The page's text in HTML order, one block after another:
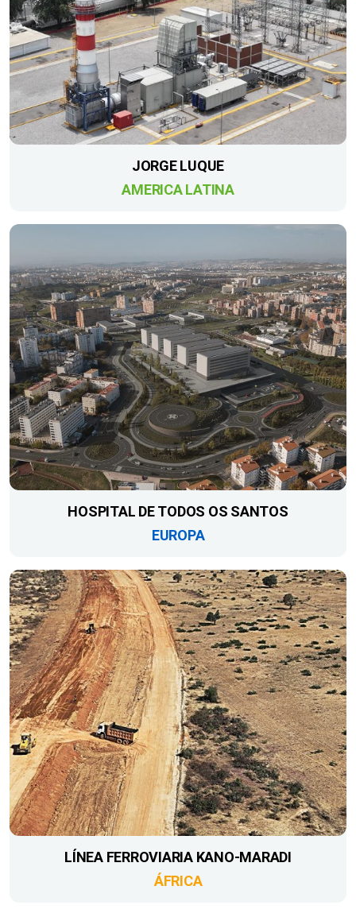
JORGE LUQUE
AMERICA LATINA
HOSPITAL DE TODOS OS SANTOS
EUROPA
LÍNEA FERROVIARIA KANO-MARADI
ÁFRICA